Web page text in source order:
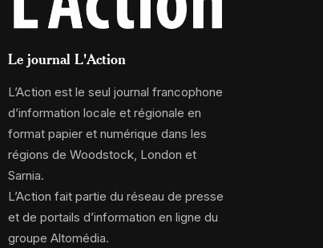
Le journal L'Action
L’Action est le seul journal francophone
d’information locale et régionale en
format papier et numérique dans les
régions de Woodstock, London et
Sarnia.
L’Action fait partie du réseau de presse
et de portails d’information en ligne du
groupe Altomédia.